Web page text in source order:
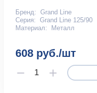
Бренд: Grand Line
Серия: Grand Line 125/90
Материал:
Металл
608 руб./шт